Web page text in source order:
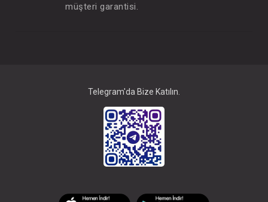
müşteri garantisi.
Telegram'da Bize Katılın.